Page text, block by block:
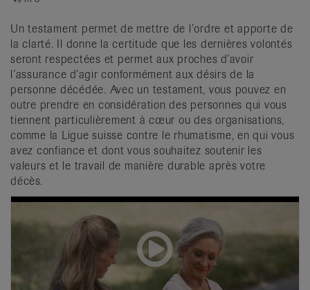
Un testament permet de mettre de l’ordre et apporte de
la clarté. Il donne la certitude que les dernières volontés
seront respectées et permet aux proches d’avoir
l’assurance d’agir conformément aux désirs de la
personne décédée. Avec un testament, vous pouvez en
outre prendre en considération des personnes qui vous
tiennent particulièrement à cœur ou des organisations,
comme la Ligue suisse contre le rhumatisme, en qui vous
avez confiance et dont vous souhaitez soutenir les
valeurs et le travail de manière durable après votre
décès.